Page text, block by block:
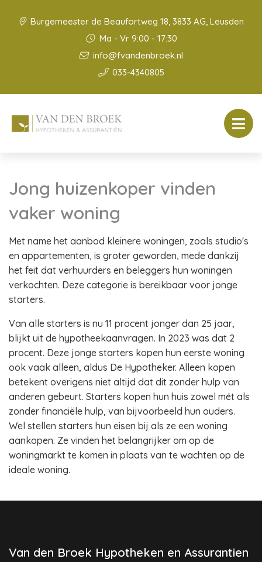
Burgemeester de Beaufortweg 18, 3833 AG, Leusden
Ma - Vr 9:00 - 17:30
info@fvandenbroek.nl
033-4340805
Jong huizenkoper vinden
vaker woning
Met name het aanbod kleinere woningen, zoals studio's
en appartementen, is groter geworden, mede dankzij
het feit dat verhuurders en beleggers hun woningen
verkochten. Deze categorie is bereikbaar voor jonge
starters.
Van alle starters is nu 11 procent jonger dan 25 jaar,
blijkt uit de hypotheekaanvragen. In 2023 was dat 2
procent. Deze jonge starters kopen hun eerste woning
ook vaak alleen, aldus De Hypotheker. Alleen kopen
betekent overigens niet altijd dat dit zonder hulp van
anderen gebeurt. Starters kopen hun huis zowel mét als
zonder financiële hulp, van bijvoorbeeld hun ouders.
Wel stellen starters hun eisen bij als ze een woning
aankopen. Ze vinden het belangrijker om op de
woningmarkt te komen in plaats van te wachten op de
ideale woning.
Van den Broek Hypotheken en Assurantien